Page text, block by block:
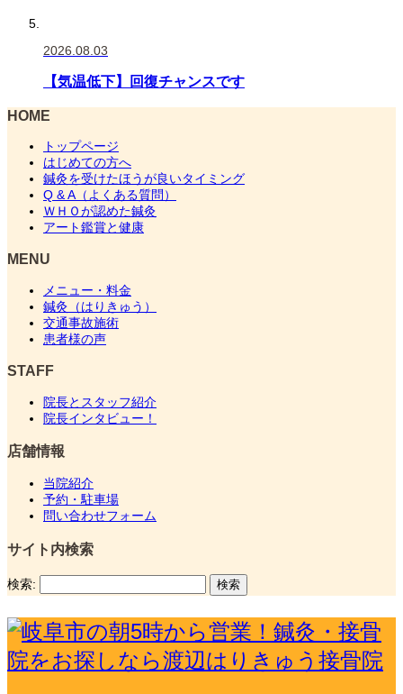
2026.08.03
【気温低下】回復チャンスです
HOME
トップページ
はじめての方へ
鍼灸を受けたほうが良いタイミング
Q & A（よくある質問）
ＷＨＯが認めた鍼灸
アート鑑賞と健康
MENU
メニュー・料金
鍼灸（はりきゅう）
交通事故施術
患者様の声
STAFF
院長とスタッフ紹介
院長インタビュー！
店舗情報
当院紹介
予約・駐車場
問い合わせフォーム
サイト内検索
検索: